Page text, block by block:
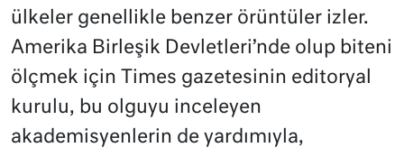
ülkeler genellikle benzer örüntüler izler.
Amerika Birleşik Devletleri’nde olup biteni
ölçmek için Times gazetesinin editoryal
kurulu, bu olguyu inceleyen
akademisyenlerin de yardımıyla,